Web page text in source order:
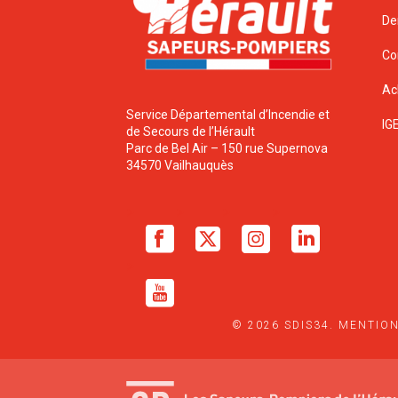
Service Départemental d’Incendie et
de Secours de l’Hérault
Parc de Bel Air – 150 rue Supernova
34570 Vailhauquès
© 2026 SDIS34.